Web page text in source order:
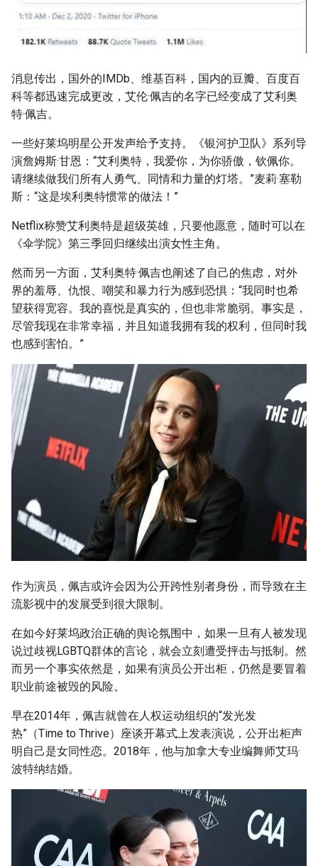
消息传出，国外的IMDb、维基百科，国内的豆瓣、百度百
科等都迅速完成更改，艾伦·佩吉的名字已经变成了艾利奥
特·佩吉。
一些好莱坞明星公开发声给予支持。《银河护卫队》系列导
演詹姆斯·甘恩：“艾利奥特，我爱你，为你骄傲，钦佩你。
请继续做我们所有人勇气、同情和力量的灯塔。”麦莉·塞勒
斯：“这是埃利奥特惯常的做法！”
Netflix称赞艾利奥特是超级英雄，只要他愿意，随时可以在
《伞学院》第三季回归继续出演女性主角。
然而另一方面，艾利奥特·佩吉也阐述了自己的焦虑，对外
界的羞辱、仇恨、嘲笑和暴力行为感到恐惧：“我同时也希
望获得宽容。我的喜悦是真实的，但也非常脆弱。事实是，
尽管我现在非常幸福，并且知道我拥有我的权利，但同时我
也感到害怕。”
作为演员，佩吉或许会因为公开跨性别者身份，而导致在主
流影视中的发展受到很大限制。
在如今好莱坞政治正确的舆论氛围中，如果一旦有人被发现
说过歧视LGBTQ群体的言论，就会立刻遭受抨击与抵制。然
而另一个事实依然是，如果有演员公开出柜，仍然是要冒着
职业前途被毁的风险。
早在2014年，佩吉就曾在人权运动组织的“发光发
热”（Time to Thrive）座谈开幕式上发表演说，公开出柜声
明自己是女同性恋。2018年，他与加拿大专业编舞师艾玛·
波特纳结婚。